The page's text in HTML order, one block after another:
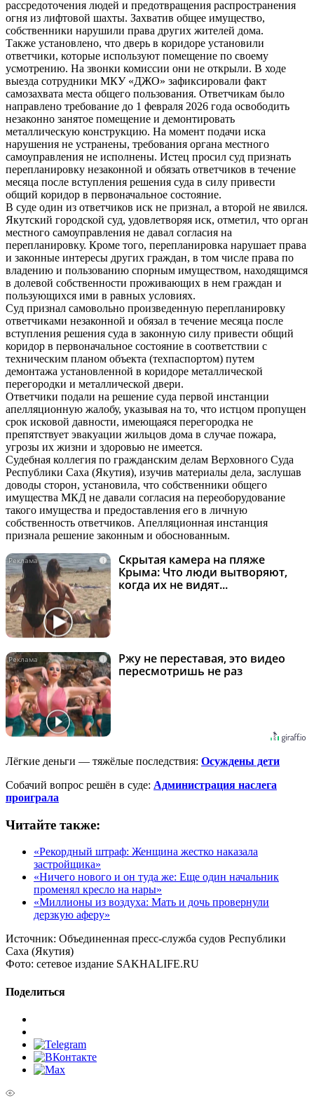
рассредоточения людей и предотвращения распространения
огня из лифтовой шахты. Захватив общее имущество,
собственники нарушили права других жителей дома.
Также установлено, что дверь в коридоре установили
ответчики, которые используют помещение по своему
усмотрению. На звонки комиссии они не открыли. В ходе
выезда сотрудники МКУ «ДЖО» зафиксировали факт
самозахвата места общего пользования. Ответчикам было
направлено требование до 1 февраля 2026 года освободить
незаконно занятое помещение и демонтировать
металлическую конструкцию. На момент подачи иска
нарушения не устранены, требования органа местного
самоуправления не исполнены. Истец просил суд признать
перепланировку незаконной и обязать ответчиков в течение
месяца после вступления решения суда в силу привести
общий коридор в первоначальное состояние.
В суде один из ответчиков иск не признал, а второй не явился.
Якутский городской суд, удовлетворяя иск, отметил, что орган
местного самоуправления не давал согласия на
перепланировку. Кроме того, перепланировка нарушает права
и законные интересы других граждан, в том числе права по
владению и пользованию спорным имуществом, находящимся
в долевой собственности проживающих в нем граждан и
пользующихся ими в равных условиях.
Суд признал самовольно произведенную перепланировку
ответчиками незаконной и обязал в течение месяца после
вступления решения суда в законную силу привести общий
коридор в первоначальное состояние в соответствии с
техническим планом объекта (техпаспортом) путем
демонтажа установленной в коридоре металлической
перегородки и металлической двери.
Ответчики подали на решение суда первой инстанции
апелляционную жалобу, указывая на то, что истцом пропущен
срок исковой давности, имеющаяся перегородка не
препятствует эвакуации жильцов дома в случае пожара,
угрозы их жизни и здоровью не имеется.
Судебная коллегия по гражданским делам Верховного Суда
Республики Саха (Якутия), изучив материалы дела, заслушав
доводы сторон, установила, что собственники общего
имущества МКД не давали согласия на переоборудование
такого имущества и предоставления его в личную
собственность ответчиков. Апелляционная инстанция
признала решение законным и обоснованным.
i
Скрытая камера на пляже
Крыма: Что люди вытворяют,
когда их не видят...
i
Ржу не переставая, это видео
пересмотришь не раз
Лёгкие деньги — тяжёлые последствия: Осуждены дети
Собачий вопрос решён в суде: Администрация наслега
проиграла
Читайте также:
«Рекордный штраф: Женщина жестко наказала
застройщика»
«Ничего нового и он туда же: Еще один начальник
променял кресло на нары»
«Миллионы из воздуха: Мать и дочь провернули
дерзкую аферу»
Источник: Объединенная пресс-служба судов Республики
Саха (Якутия)
Фото: сетевое издание SAKHALIFE.RU
Поделиться